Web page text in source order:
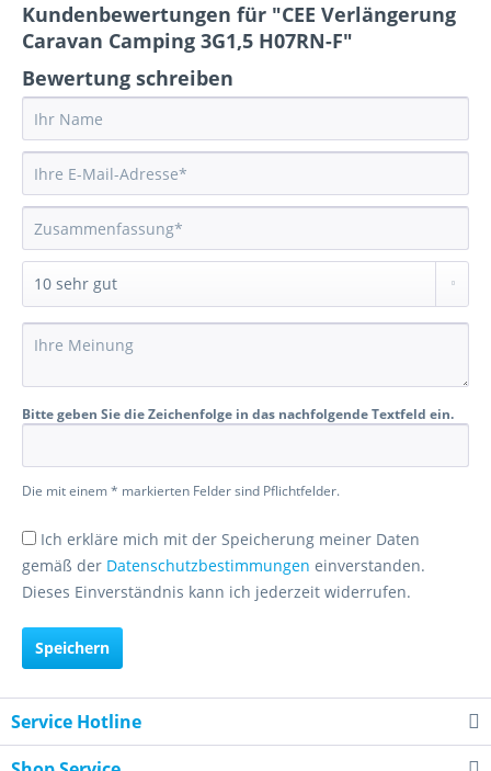
Kundenbewertungen für "CEE Verlängerung
Caravan Camping 3G1,5 H07RN-F"
Bewertung schreiben
Bitte geben Sie die Zeichenfolge in das nachfolgende Textfeld ein.
Die mit einem * markierten Felder sind Pflichtfelder.
Ich erkläre mich mit der Speicherung meiner Daten
gemäß der Datenschutzbestimmungen einverstanden.
Dieses Einverständnis kann ich jederzeit widerrufen.
Speichern
Service Hotline